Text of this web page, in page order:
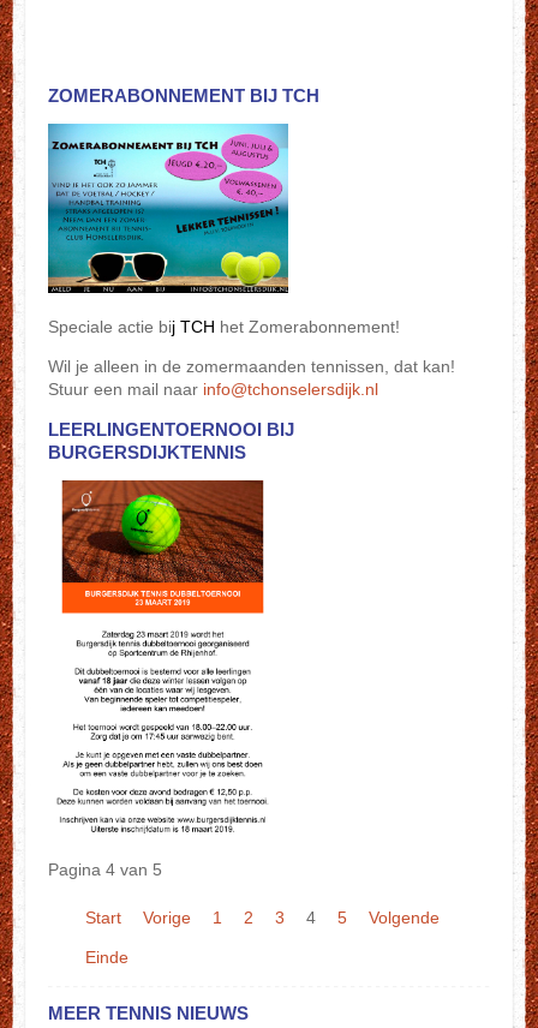
ZOMERABONNEMENT BIJ TCH
Speciale actie bij TCH het Zomerabonnement!
Wil je alleen in de zomermaanden tennissen, dat kan!
Stuur een mail naar info@tchonselersdijk.nl
LEERLINGENTOERNOOI BIJ
BURGERSDIJKTENNIS
Pagina 4 van 5
Start Vorige 1 2 3 4 5 Volgende
Einde
MEER TENNIS NIEUWS